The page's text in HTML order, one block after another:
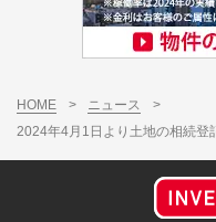
HOME > ニュース
>
2024年4月1日より土地の相続登